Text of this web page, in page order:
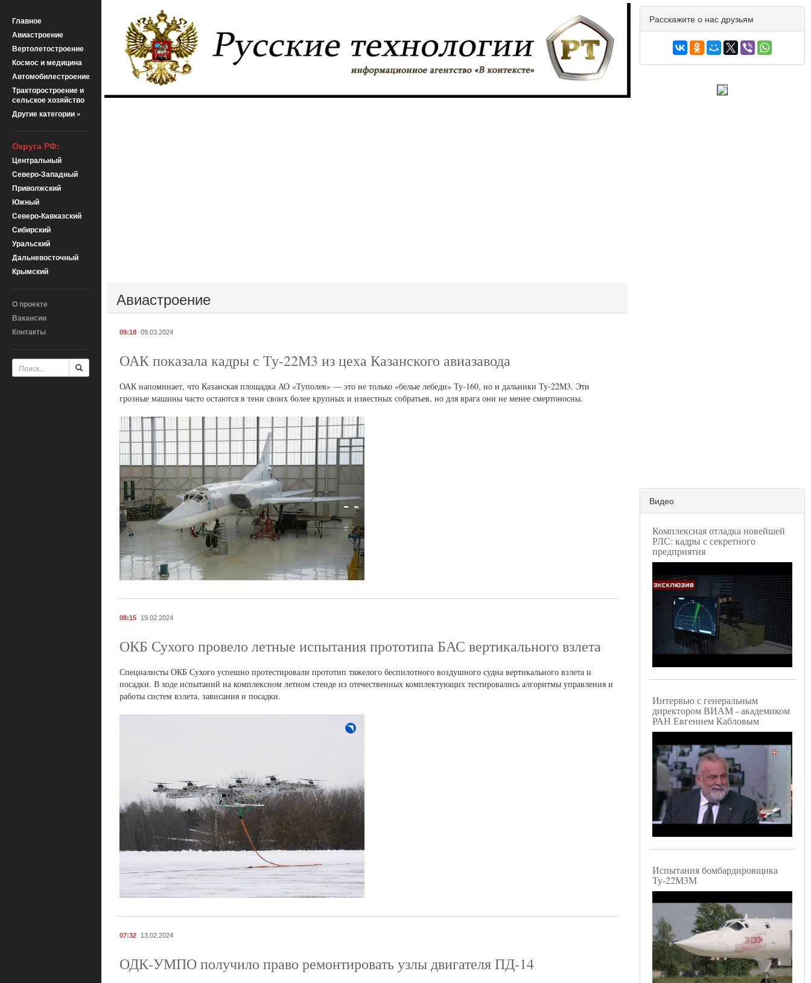
Главное
Авиастроение
Вертолетостроение
Космос и медицина
Автомобилестроение
Тракторостроение и
сельское хозяйство
Другие категории »
Округа РФ:
Центральный
Северо-Западный
Приволжский
Южный
Северо-Кавказский
Сибирский
Уральский
Дальневосточный
Крымский
О проекте
Вакансии
Контакты
Авиастроение
09:18 09.03.2024
ОАК показала кадры с Ту-22М3 из цеха Казанского авиазавода
ОАК напоминает, что Казанская площадка АО «Туполев» — это не только «белые лебеди» Ту-160, но и дальники Ту-22М3. Эти
грозные машины часто остаются в тени своих более крупных и известных собратьев, но для врага они не менее смертоносны.
08:15 19.02.2024
ОКБ Сухого провело летные испытания прототипа БАС вертикального взлета
Специалисты ОКБ Сухого успешно протестировали прототип тяжелого беспилотного воздушного судна вертикального взлета и
посадки. В ходе испытаний на комплексном летном стенде из отечественных комплектующих тестировались алгоритмы управления и
работы систем взлета, зависания и посадки.
07:32 13.02.2024
ОДК-УМПО получило право ремонтировать узлы двигателя ПД-14
Расскажите о нас друзьям
Видео
Комплексная отладка новейшей
РЛС: кадры с секретного
предприятия
Интервью с генеральным
директором ВИАМ - академиком
РАН Евгением Кабловым
Испытания бомбардировщика
Ту-22М3М